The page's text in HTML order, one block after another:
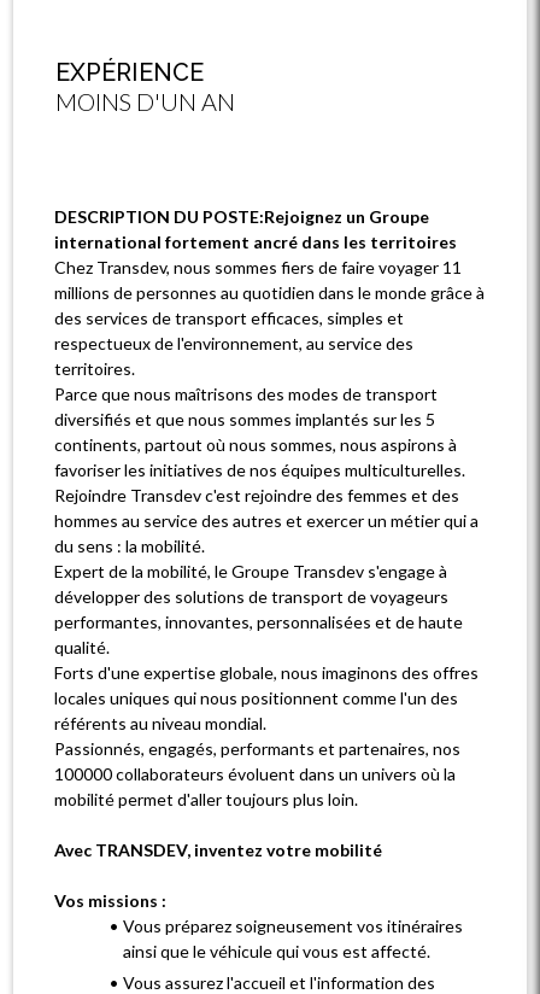
EXPÉRIENCE
MOINS D'UN AN
DESCRIPTION DU POSTE:Rejoignez un Groupe
international fortement ancré dans les territoires
Chez Transdev, nous sommes fiers de faire voyager 11
millions de personnes au quotidien dans le monde grâce à
des services de transport efficaces, simples et
respectueux de l'environnement, au service des
territoires.
Parce que nous maîtrisons des modes de transport
diversifiés et que nous sommes implantés sur les 5
continents, partout où nous sommes, nous aspirons à
favoriser les initiatives de nos équipes multiculturelles.
Rejoindre Transdev c'est rejoindre des femmes et des
hommes au service des autres et exercer un métier qui a
du sens : la mobilité.
Expert de la mobilité, le Groupe Transdev s'engage à
développer des solutions de transport de voyageurs
performantes, innovantes, personnalisées et de haute
qualité.
Forts d'une expertise globale, nous imaginons des offres
locales uniques qui nous positionnent comme l'un des
référents au niveau mondial.
Passionnés, engagés, performants et partenaires, nos
100000 collaborateurs évoluent dans un univers où la
mobilité permet d'aller toujours plus loin.
Avec TRANSDEV, inventez votre mobilité
Vos missions :
Vous préparez soigneusement vos itinéraires
ainsi que le véhicule qui vous est affecté.
Vous assurez l'accueil et l'information des